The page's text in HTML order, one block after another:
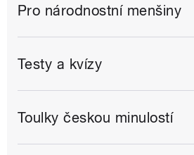
Pro národnostní menšiny
Testy a kvízy
Toulky českou minulostí